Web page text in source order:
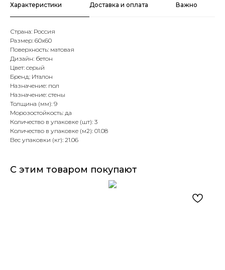
Характеристики Доставка и оплата Важно
Страна: Россия
Размер: 60х60
Поверхность: матовая
Дизайн: бетон
Цвет: серый
Бренд: Италон
Назначение: пол
Назначение: стены
Толщина (мм): 9
Морозостойкость: да
Количество в упаковке (шт): 3
Количество в упаковке (м2): 01.08
Вес упаковки (кг): 21.06
С этим товаром покупают